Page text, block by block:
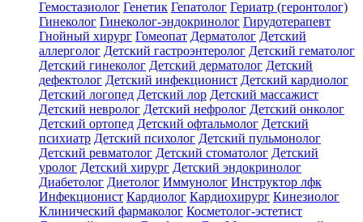
Гемостазиолог Генетик Гепатолог Гериатр (геронтолог)
Гинеколог Гинеколог-эндокринолог Гирудотерапевт
Гнойный хирург Гомеопат Дерматолог Детский
аллерголог Детский гастроэнтеролог Детский гематолог
Детский гинеколог Детский дерматолог Детский
дефектолог Детский инфекционист Детский кардиолог
Детский логопед Детский лор Детский массажист
Детский невролог Детский нефролог Детский онколог
Детский ортопед Детский офтальмолог Детский
психиатр Детский психолог Детский пульмонолог
Детский ревматолог Детский стоматолог Детский
уролог Детский хирург Детский эндокринолог
Диабетолог Диетолог Иммунолог Инструктор лфк
Инфекционист Кардиолог Кардиохирург Кинезиолог
Клинический фармаколог Косметолог-эстетист